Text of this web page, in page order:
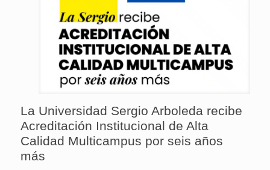
La Universidad Sergio Arboleda recibe
Acreditación Institucional de Alta
Calidad Multicampus por seis años
más